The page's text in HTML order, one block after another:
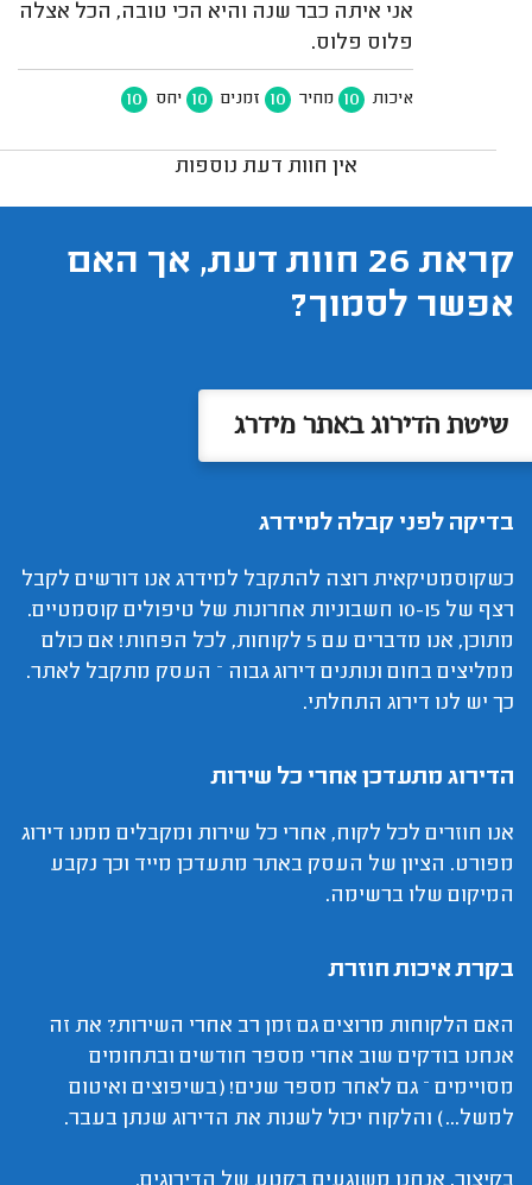
אני איתה כבר שנה והיא הכי טובה, הכל אצלה
פלוס פלוס.
איכות 10 מחיר 10 זמנים 10 יחס 10
אין חוות דעת נוספות
קראת 26 חוות דעת, אך האם
אפשר לסמוך?
שיטת הדירוג באתר מידרג
בדיקה לפני קבלה למידרג
כשקוסמטיקאית רוצה להתקבל למידרג אנו דורשים לקבל
רצף של 10-15 חשבוניות אחרונות של טיפולים קוסמטיים.
מתוכן, אנו מדברים עם 5 לקוחות, לכל הפחות! אם כולם
ממליצים בחום ונותנים דירוג גבוה – העסק מתקבל לאתר.
כך יש לנו דירוג התחלתי.
הדירוג מתעדכן אחרי כל שירות
אנו חוזרים לכל לקוח, אחרי כל שירות ומקבלים ממנו דירוג
מפורט. הציון של העסק באתר מתעדכן מייד וכך נקבע
המיקום שלו ברשימה.
בקרת איכות חוזרת
האם הלקוחות מרוצים גם זמן רב אחרי השירות? את זה
אנחנו בודקים שוב אחרי מספר חודשים ובתחומים
מסויימים – גם לאחר מספר שנים! (בשיפוצים ואיטום
למשל...) והלקוח יכול לשנות את הדירוג שנתן בעבר.